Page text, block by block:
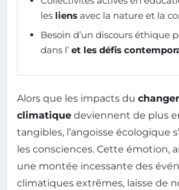
les liens avec la nature et la
Besoin d’un discours éthique
dans l’ et les défis
Alors que les impacts du
climatique deviennent de plus
tangibles, l’angoisse écologique
les consciences. Cette émotion,
une montée incessante des
climatiques extrêmes, laisse de